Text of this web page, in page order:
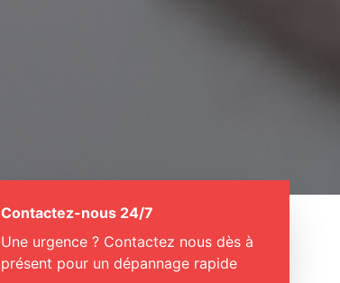
Contactez-nous 24/7
Une urgence ? Contactez nous dès à
présent pour un dépannage rapide